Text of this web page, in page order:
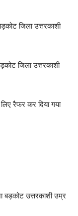
जिला उत्तरकाशी
जिला उत्तरकाशी
रैफर कर दिया गया
बड़कोट उत्तरकाशी उम्र